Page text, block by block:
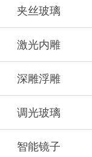
夹丝玻璃
激光内雕
深雕浮雕
调光玻璃
智能镜子